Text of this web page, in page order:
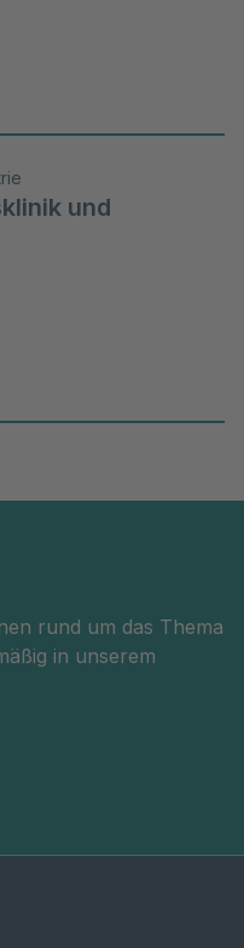
(Doctor
Jena
und
rund um das Thema
in unserem